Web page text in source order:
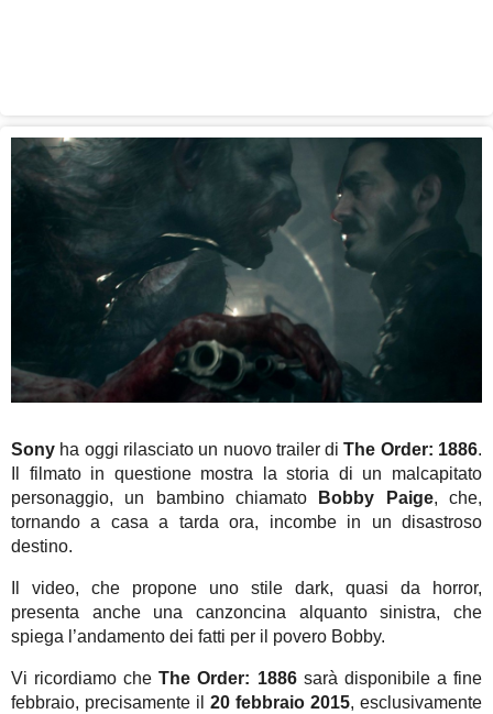
Sony ha oggi rilasciato un nuovo trailer diThe Order: 1886.
Il filmato in questione mostra la storia di un malcapitato
personaggio, un bambino chiamato
Bobby Paige, che,
tornando a casa a tarda ora, incombe in un disastroso
destino.
Il video, che propone uno stile dark, quasi da horror,
presenta anche una canzoncina alquanto sinistra, che
spiega l’andamento dei fatti per il povero Bobby.
Vi ricordiamo cheThe Order: 1886sarà disponibile a fine
febbraio, precisamente il 20 febbraio 2015, esclusivamente